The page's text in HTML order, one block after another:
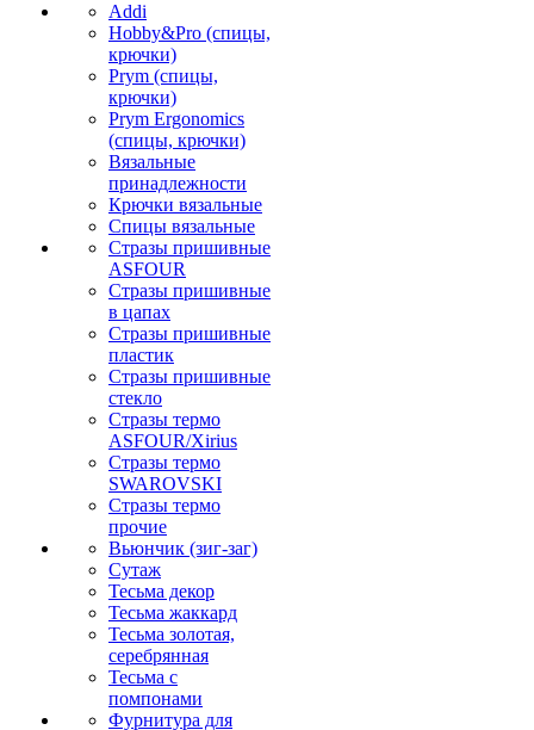
Addi
Hobby&Pro (спицы,
крючки)
Prym (спицы,
крючки)
Prym Ergonomics
(спицы, крючки)
Вязальные
принадлежности
Крючки вязальные
Спицы вязальные
Стразы пришивные
ASFOUR
Стразы пришивные
в цапах
Стразы пришивные
пластик
Стразы пришивные
стекло
Стразы термо
ASFOUR/Xirius
Стразы термо
SWAROVSKI
Стразы термо
прочие
Вьюнчик (зиг-заг)
Сутаж
Тесьма декор
Тесьма жаккард
Тесьма золотая,
серебрянная
Тесьма с
помпонами
Фурнитура для